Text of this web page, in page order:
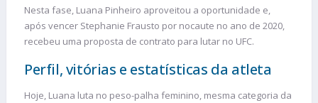
Nesta fase, Luana Pinheiro aproveitou a oportunidade e,
após vencer Stephanie Frausto por nocaute no ano de 2020,
recebeu uma proposta de contrato para lutar no UFC.
Perfil, vitórias e estatísticas da atleta
Hoje, Luana luta no peso-palha feminino, mesma categoria da